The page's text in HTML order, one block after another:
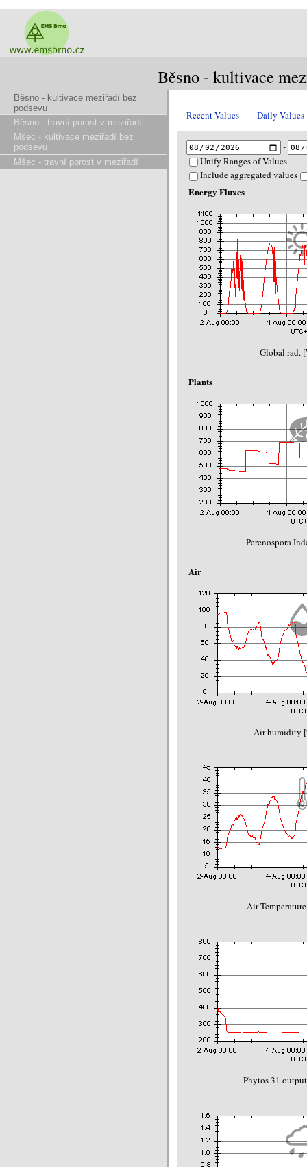
Běsno - kultivace
Běsno - kultivace meziřadí bez
podsevu
Běsno - travní porost v meziřadí
Mšec - kultivace meziřadí bez
podsevu
Mšec - travní porost v meziřadí
Recent Values Daily Values
-
Unify Ranges of Values
Include aggregated values
Energy Fluxes
Global rad.
Plants
Perenospora
Air
Air humidity
Air
Phytos 31